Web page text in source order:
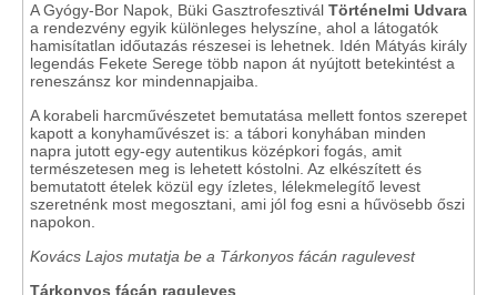
A Gyógy-Bor Napok, Büki Gasztrofesztivál Történelmi Udvara
a rendezvény egyik különleges helyszíne, ahol a látogatók
hamisítatlan időutazás részesei is lehetnek. Idén Mátyás király
legendás Fekete Serege több napon át nyújtott betekintést a
reneszánsz kor mindennapjaiba.
A korabeli harcművészetet bemutatása mellett fontos szerepet
kapott a konyhaművészet is: a tábori konyhában minden
napra jutott egy-egy autentikus középkori fogás, amit
természetesen meg is lehetett kóstolni. Az elkészített és
bemutatott ételek közül egy ízletes, lélekmelegítő levest
szeretnénk most megosztani, ami jól fog esni a hűvösebb őszi
napokon.
Kovács Lajos mutatja be a Tárkonyos fácán ragulevest
Tárkonyos fácán raguleves